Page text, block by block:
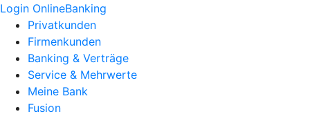
Login OnlineBanking
Privatkunden
Firmenkunden
Banking & Verträge
Service & Mehrwerte
Meine Bank
Fusion